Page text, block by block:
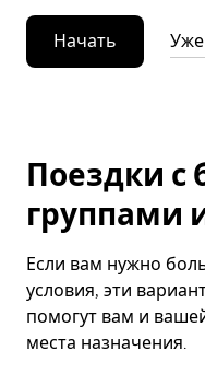
Начать Уже
Поездки
группами
Если вам нужно
условия, эти
помогут вам и
места назначения.